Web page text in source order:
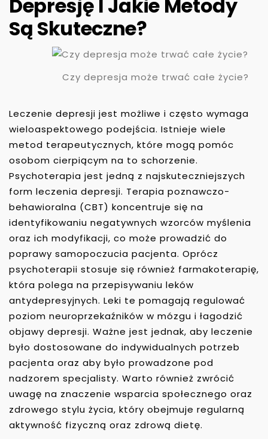
Depresję I Jakie Metody
Są Skuteczne?
Czy depresja może trwać całe życie?
Leczenie depresji jest możliwe i często wymaga
wieloaspektowego podejścia. Istnieje wiele
metod terapeutycznych, które mogą pomóc
osobom cierpiącym na to schorzenie.
Psychoterapia jest jedną z najskuteczniejszych
form leczenia depresji. Terapia poznawczo-
behawioralna (CBT) koncentruje się na
identyfikowaniu negatywnych wzorców myślenia
oraz ich modyfikacji, co może prowadzić do
poprawy samopoczucia pacjenta. Oprócz
psychoterapii stosuje się również farmakoterapię,
która polega na przepisywaniu leków
antydepresyjnych. Leki te pomagają regulować
poziom neuroprzekaźników w mózgu i łagodzić
objawy depresji. Ważne jest jednak, aby leczenie
było dostosowane do indywidualnych potrzeb
pacjenta oraz aby było prowadzone pod
nadzorem specjalisty. Warto również zwrócić
uwagę na znaczenie wsparcia społecznego oraz
zdrowego stylu życia, który obejmuje regularną
aktywność fizyczną oraz zdrową dietę.